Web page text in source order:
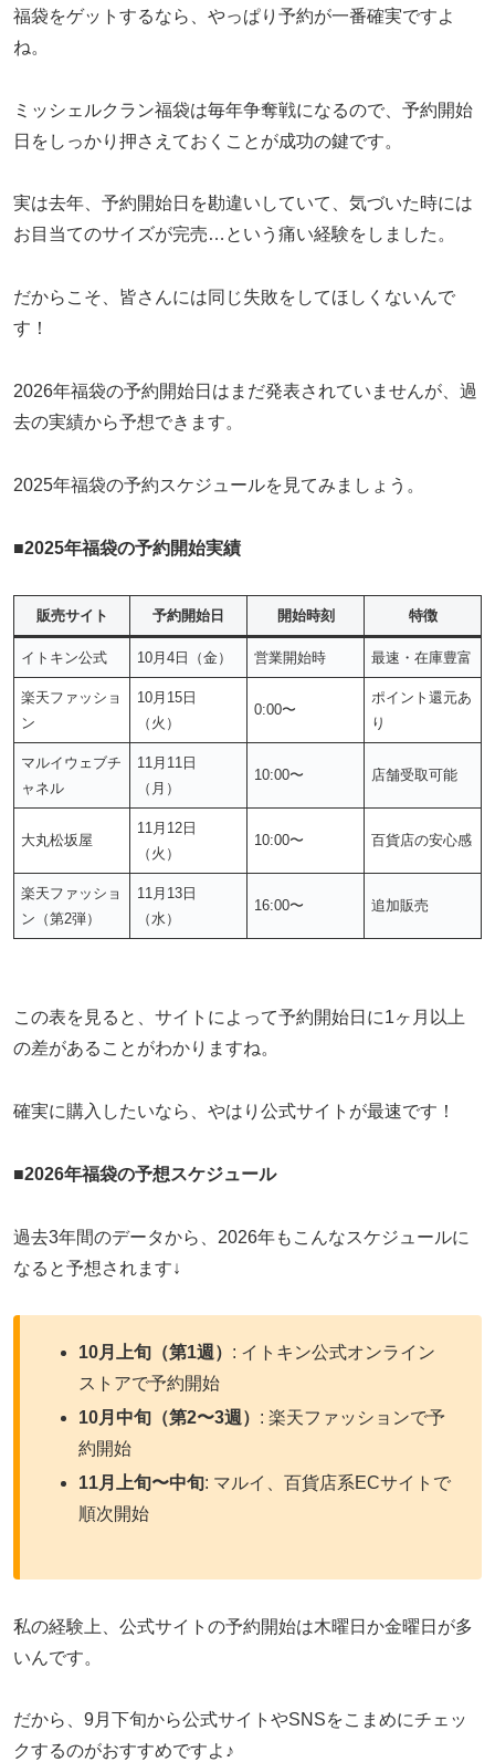
福袋をゲットするなら、やっぱり予約が一番確実ですよ
ね。
ミッシェルクラン福袋は毎年争奪戦になるので、予約開始
日をしっかり押さえておくことが成功の鍵です。
実は去年、予約開始日を勘違いしていて、気づいた時には
お目当てのサイズが完売…という痛い経験をしました。
だからこそ、皆さんには同じ失敗をしてほしくないんで
す！
2026年福袋の予約開始日はまだ発表されていませんが、過
去の実績から予想できます。
2025年福袋の予約スケジュールを見てみましょう。
■2025年福袋の予約開始実績
販売サイト 予約開始日 開始時刻 特徴
イトキン公式 10月4日（金） 営業開始時 最速・在庫豊富
楽天ファッショ
ン
10月15日
（火）
0:00〜
ポイント還元あ
り
マルイウェブチ
ャネル
11月11日
（月）
10:00〜 店舗受取可能
大丸松坂屋
11月12日
（火）
10:00〜 百貨店の安心感
楽天ファッショ
ン（第2弾）
11月13日
（水）
16:00〜 追加販売
この表を見ると、サイトによって予約開始日に1ヶ月以上
の差があることがわかりますね。
確実に購入したいなら、やはり公式サイトが最速です！
■2026年福袋の予想スケジュール
過去3年間のデータから、2026年もこんなスケジュールに
なると予想されます↓
10月上旬（第1週） : イトキン公式オンライン
ストアで予約開始
10月中旬（第2〜3週） : 楽天ファッションで予
約開始
11月上旬〜中旬: マルイ、百貨店系ECサイトで
順次開始
私の経験上、公式サイトの予約開始は木曜日か金曜日が多
いんです。
だから、9月下旬から公式サイトやSNSをこまめにチェッ
クするのがおすすめですよ♪